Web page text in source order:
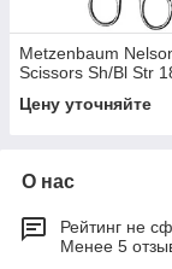
Metzenbaum
Scissors Sh/Bl Str
Цену уточняйте
О нас
Рейтинг не
Менее 5